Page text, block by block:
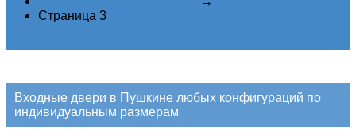
Страница 3
Входные двери в Пушкине любых конфигураций по
индивидуальным размерам